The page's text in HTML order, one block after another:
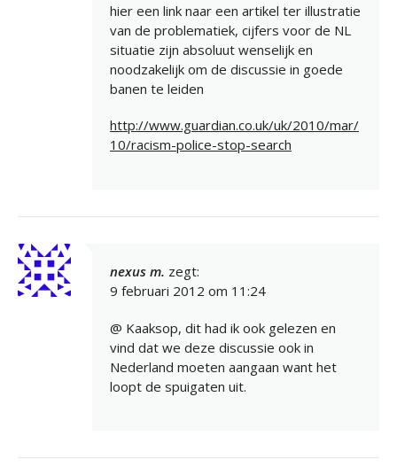
hier een link naar een artikel ter illustratie
van de problematiek, cijfers voor de NL
situatie zijn absoluut wenselijk en
noodzakelijk om de discussie in goede
banen te leiden
http://www.guardian.co.uk/uk/2010/mar/
10/racism-police-stop-search
nexus m. zegt:
9 februari 2012 om 11:24
@ Kaaksop, dit had ik ook gelezen en
vind dat we deze discussie ook in
Nederland moeten aangaan want het
loopt de spuigaten uit.